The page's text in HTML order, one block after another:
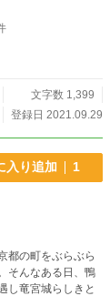
文字数 1,399
登録日 2021.09.29
入り追加 1
都の町をぶらぶら
そんなある日、鴨
し竜宮城らしきと